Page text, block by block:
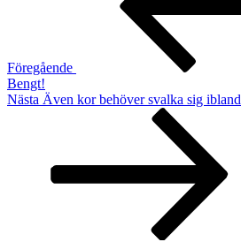
Föregående
Bengt!
Nästa
Nästa Även kor behöver svalka sig ibland